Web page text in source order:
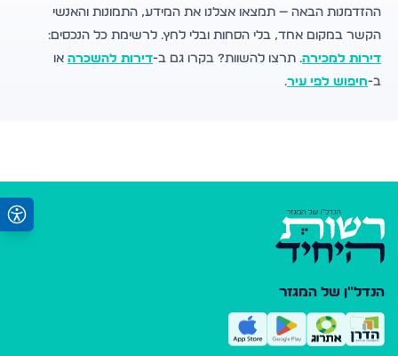
ההזדמנות הבאה — תמצאו אצלנו את המידע, התמונות והאנשי
הקשר במקום אחד, בלי הסחות ובלי לחץ. לרשימת כל הנכסים:
דירות למכירה. תרצו להשוות? בקרו גם ב-דירות להשכרה או
ב-חיפוש לפי עיר.
הנדל"ן של המגזר